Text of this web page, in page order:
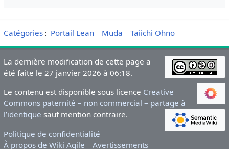
Catégories: Portail Lean Muda Taiichi Ohno
La dernière modification de cette page a
été faite le 27 janvier 2026 à 06:18.
Le contenu est disponible sous licence Creative
Commons paternité – non commercial – partage à
l’identique sauf mention contraire.
Politique de confidentialité
À propos de Wiki Agile
Avertissements